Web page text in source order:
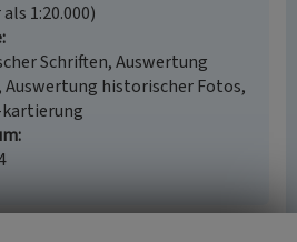
1:20.000)
Schriften, Auswertung
historischer Fotos,